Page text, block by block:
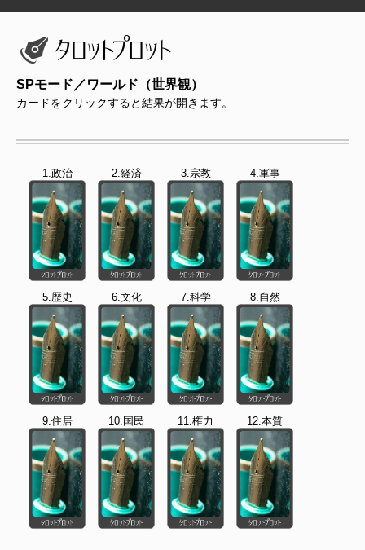
SPモード／ワールド（世界観）
カードをクリックすると結果が開きます。
1.政治 2.経済 3.宗教 4.軍事
5.歴史 6.文化 7.科学 8.自然
9.住居 10.国民 11.権力 12.本質